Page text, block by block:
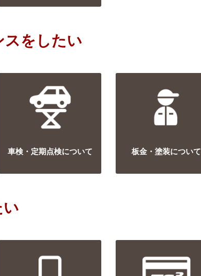
をしたい
車検・定期点検について 板金・塗装について